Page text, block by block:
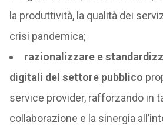
la produttività, la qualità dei
crisi pandemica;
razionalizzare e
digitali del settore pubblico
service provider, rafforzando in
collaborazione e la sinergia